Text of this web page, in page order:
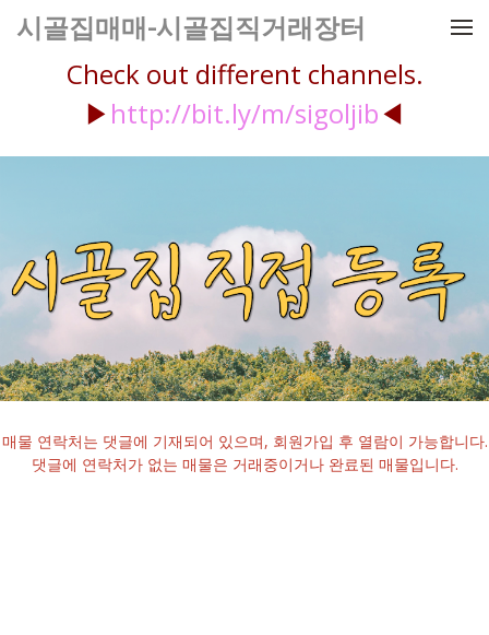
메뉴 건너뛰기
시골집매매-시골집직거래장터
Check out different channels.
▶http://bit.ly/m/sigoljib◀
매물 연락처는 댓글에 기재되어 있으며, 회원가입 후 열람이 가능합니다.
댓글에 연락처가 없는 매물은 거래중이거나 완료된 매물입니다.